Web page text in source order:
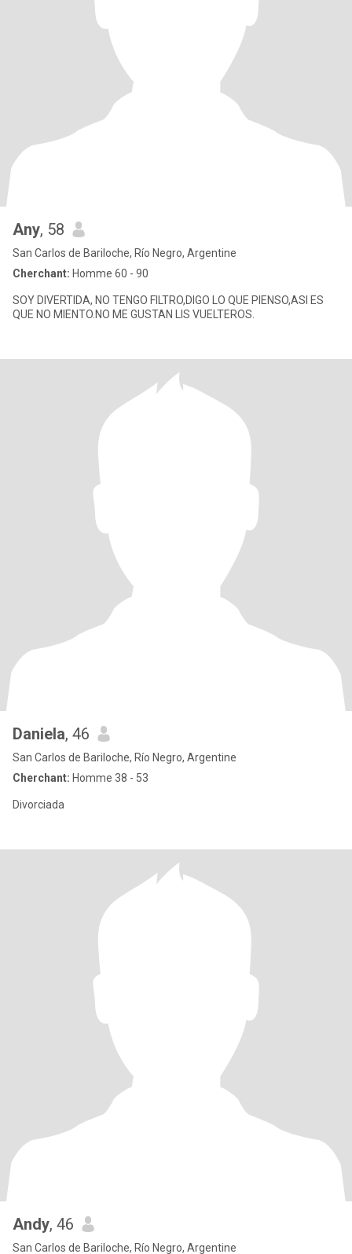
Any, 58
San Carlos de Bariloche, Río Negro, Argentine
Cherchant: Homme 60 - 90
SOY DIVERTIDA, NO TENGO FILTRO,DIGO LO QUE PIENSO,ASI ES
QUE NO MIENTO.NO ME GUSTAN LIS VUELTEROS.
Daniela, 46
San Carlos de Bariloche, Río Negro, Argentine
Cherchant: Homme 38 - 53
Divorciada
Andy, 46
San Carlos de Bariloche, Río Negro, Argentine